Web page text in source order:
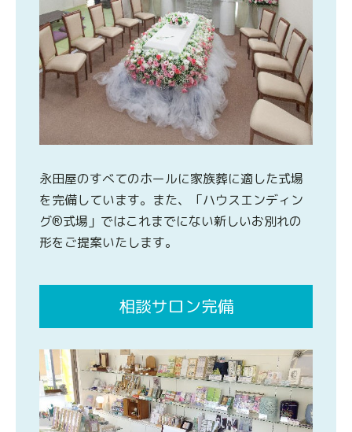
永田屋のすべてのホールに家族葬に適した式場
を完備しています。また、「ハウスエンディン
グ®式場」ではこれまでにない新しいお別れの
形をご提案いたします。
相談サロン完備